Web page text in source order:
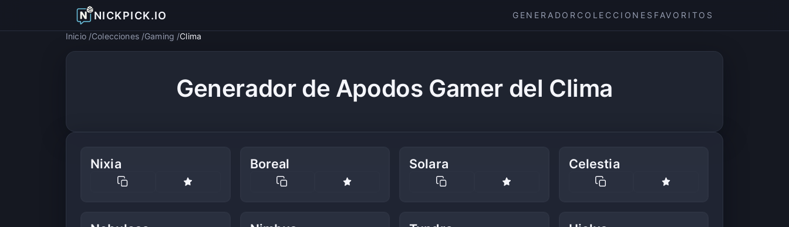
NICKPICK.IO GENERADOR COLECCIONES FAVORITOS
Inicio Colecciones Gaming Clima
Generador de Apodos Gamer del Clima
Nixia Boreal Solara Celestia